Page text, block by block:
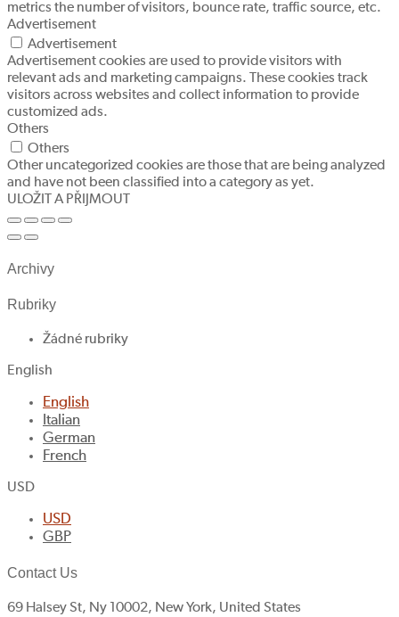
metrics the number of visitors, bounce rate, traffic source, etc.
Advertisement
Advertisement
Advertisement cookies are used to provide visitors with
relevant ads and marketing campaigns. These cookies track
visitors across websites and collect information to provide
customized ads.
Others
Others
Other uncategorized cookies are those that are being analyzed
and have not been classified into a category as yet.
ULOŽIT A PŘIJMOUT
Archivy
Rubriky
Žádné rubriky
English
English
Italian
German
French
USD
USD
GBP
Contact Us
69 Halsey St, Ny 10002, New York, United States